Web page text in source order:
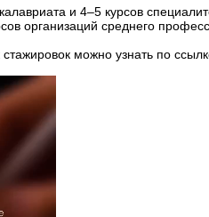
и 4–5 курсов
организаций среднего
можно узнать по